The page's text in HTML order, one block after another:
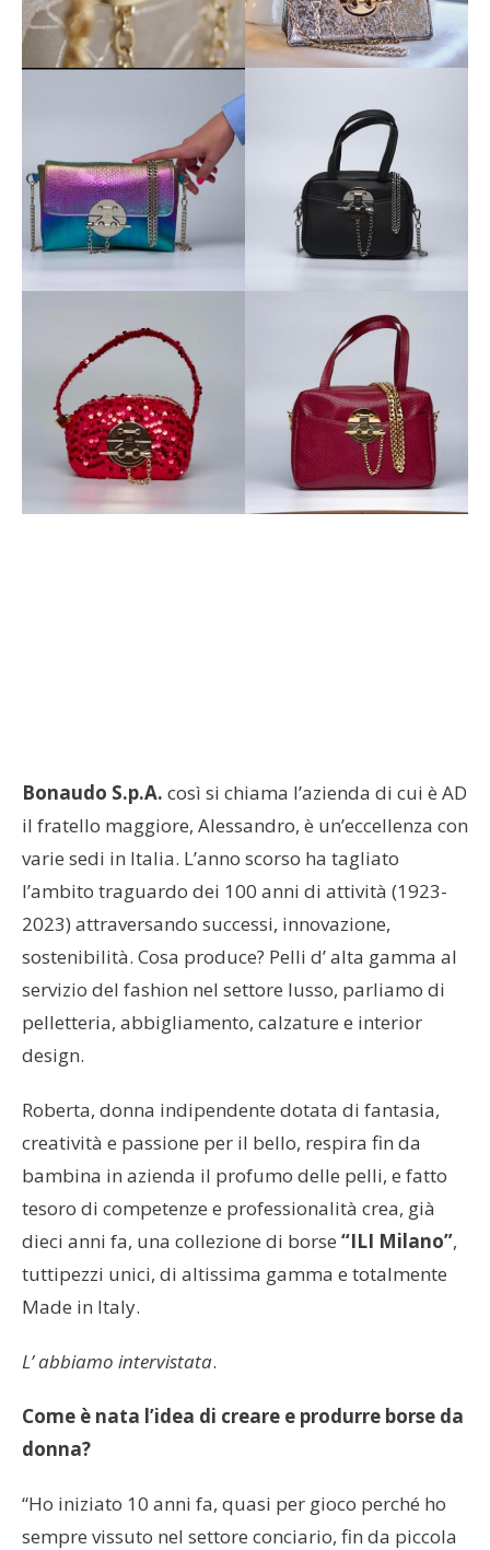
Bonaudo S.p.A. così si chiama l’azienda di cui è AD
il fratello maggiore, Alessandro, è un’eccellenza con
varie sedi in Italia. L’anno scorso ha tagliato
l’ambito traguardo dei 100 anni di attività (1923-
2023) attraversando successi, innovazione,
sostenibilità. Cosa produce? Pelli d’ alta gamma al
servizio del fashion nel settore lusso, parliamo di
pelletteria, abbigliamento, calzature e interior
design.
Roberta, donna indipendente dotata di fantasia,
creatività e passione per il bello, respira fin da
bambina in azienda il profumo delle pelli, e fatto
tesoro di competenze e professionalità crea, già
dieci anni fa, una collezione di borse “ILI Milano”,
tuttipezzi unici, di altissima gamma e totalmente
Made in Italy.
L’ abbiamo intervistata.
Come è nata l’idea di creare e produrre borse da
donna?
“Ho iniziato 10 anni fa, quasi per gioco perché ho
sempre vissuto nel settore conciario, fin da piccola